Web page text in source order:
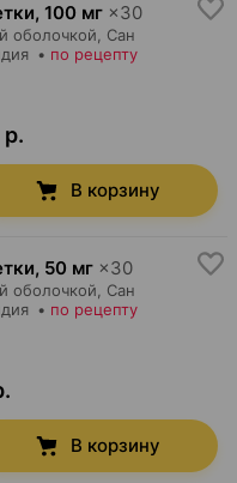
, 100 мг ×30
оболочкой,
Сан
• по рецепту
В корзину
, 50 мг ×30
оболочкой,
Сан
• по рецепту
В корзину